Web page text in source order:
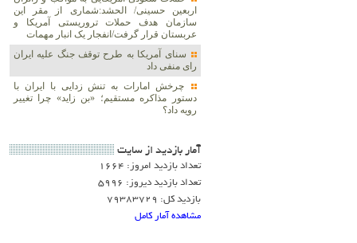
اربعین حسینی/ الحشد:شماری از مقر این
سازمان هدف حملات تروریستی آمریکا و
عربستان قرار گرفت/انفجار یک انبار مهمات
سنای آمریکا به طرح توقف جنگ علیه ایران
رای منفی داد
چرخش امارات به تنش زدایی با ایران با
دستور مذاکره مستقیم؛ «بن زاید» چرا تغییر
رویه داد؟
آمار بازديد از سايت
تعداد بازدید امروز: 1664
تعداد بازدید دیروز: 5996
بازدید کل: 79383729
مشاهده آمار کامل